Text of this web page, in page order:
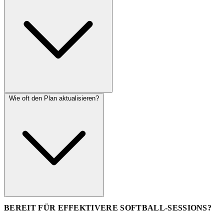
Wie oft den Plan aktualisieren?
BEREIT FÜR EFFEKTIVERE SOFTBALL-SESSIONS?